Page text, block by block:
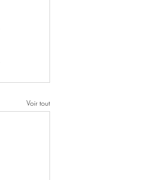
Voir tout